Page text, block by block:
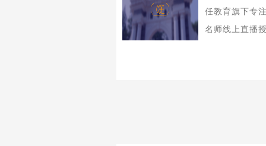
任教育旗下专
名师线上直播